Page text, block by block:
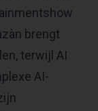
brengt
terwijl AI
AI-